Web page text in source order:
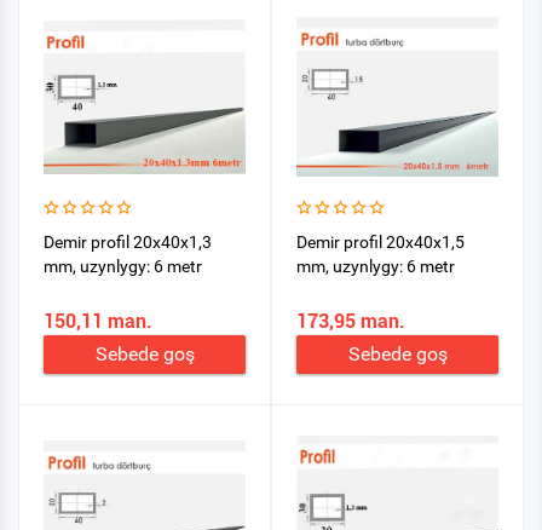
Demir profil 20x40x1,3
mm, uzynlygy: 6 metr
150,11 man.
Sebede goş
Demir profil 20x40x1,5
mm, uzynlygy: 6 metr
173,95 man.
Sebede goş